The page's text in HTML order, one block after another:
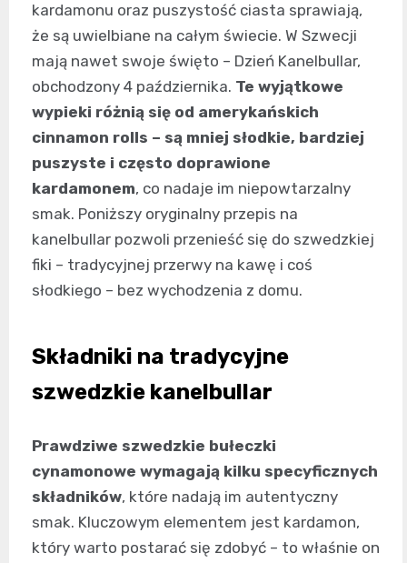
kardamonu oraz puszystość ciasta sprawiają,
że są uwielbiane na całym świecie. W Szwecji
mają nawet swoje święto – Dzień Kanelbullar,
obchodzony 4 października. Te wyjątkowe
wypieki różnią się od amerykańskich
cinnamon rolls – są mniej słodkie, bardziej
puszyste i często doprawione
kardamonem, co nadaje im niepowtarzalny
smak. Poniższy oryginalny przepis na
kanelbullar pozwoli przenieść się do szwedzkiej
fiki – tradycyjnej przerwy na kawę i coś
słodkiego – bez wychodzenia z domu.
Składniki na tradycyjne
szwedzkie kanelbullar
Prawdziwe szwedzkie bułeczki
cynamonowe wymagają kilku specyficznych
składników, które nadają im autentyczny
smak. Kluczowym elementem jest kardamon,
który warto postarać się zdobyć – to właśnie on